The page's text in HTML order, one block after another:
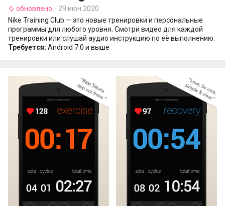
autorenew обновлено
29 июн 2020
Nike Training Club — это новые тренировки и персональные
программы для любого уровня. Смотри видео для каждой
тренировки или слушай аудио инструкцию по её выполнению.
Требуется: Android 7.0 и выше